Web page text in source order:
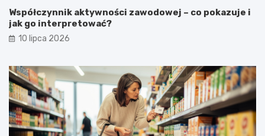
Współczynnik aktywności zawodowej – co pokazuje i
jak go interpretować?
10 lipca 2026